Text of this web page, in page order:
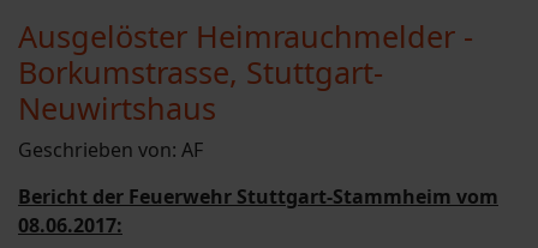
Ausgelöster Heimrauchmelder -
Borkumstrasse, Stuttgart-
Neuwirtshaus
Geschrieben von: AF
Bericht der Feuerwehr Stuttgart-Stammheim vom
08.06.2017: